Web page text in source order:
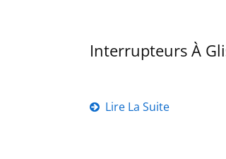
Interrupteurs À
Lire La Suite